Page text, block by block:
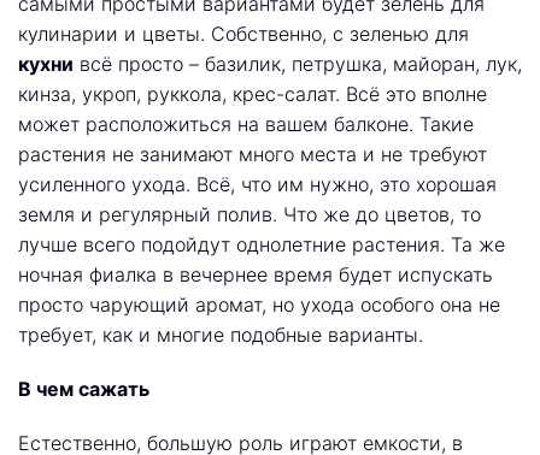
кулинарии и цветы. Собственно, с зеленью для
кухни всё просто – базилик, петрушка, майоран, лук,
кинза, укроп, руккола, крес-салат. Всё это вполне
может расположиться на вашем балконе. Такие
растения не занимают много места и не требуют
усиленного ухода. Всё, что им нужно, это хорошая
земля и регулярный полив. Что же до цветов, то
лучше всего подойдут однолетние растения. Та же
ночная фиалка в вечернее время будет испускать
просто чарующий аромат, но ухода особого она не
требует, как и многие подобные варианты.
В чем сажать
Естественно, большую роль играют емкости, в